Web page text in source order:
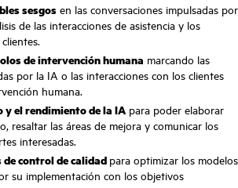
sesgos en las conversaciones impulsadas por
de las interacciones de asistencia y los
de intervención humana marcando las
por la IA o las interacciones con los clientes
humana.
y el rendimiento de la IA para poder elaborar
resaltar las áreas de mejora y comunicar los
interesadas.
control de calidad para optimizar los modelos
su implementación con los objetivos